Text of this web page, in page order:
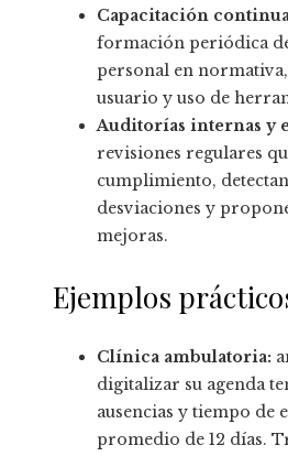
Capacitación
formación periódica
personal en
usuario y uso de
Auditorías internas y
revisiones regulares
cumplimiento, detectan
desviaciones y
mejoras.
Ejemplos
Clínica ambulatoria:
digitalizar su agenda
ausencias y tiempo de
promedio de 12 días.